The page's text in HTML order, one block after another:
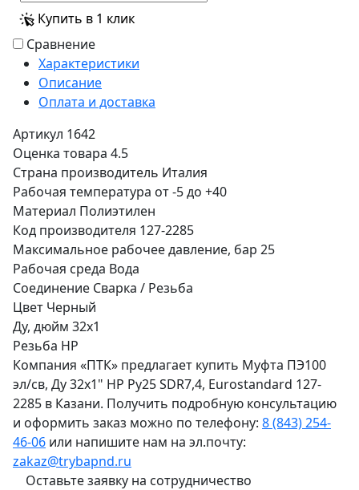
Купить в 1 клик
Сравнение
Характеристики
Описание
Оплата и доставка
Артикул 1642
Оценка товара 4.5
Страна производитель Италия
Рабочая температура от -5 до +40
Материал Полиэтилен
Код производителя 127-2285
Максимальное рабочее давление, бар 25
Рабочая среда Вода
Соединение Сварка / Резьба
Цвет Черный
Ду, дюйм 32х1
Резьба НР
Компания «ПТК» предлагает купить Муфта ПЭ100
эл/св, Ду 32х1" НР Ру25 SDR7,4, Eurostandard 127-
2285 в Казани. Получить подробную консультацию
и оформить заказ можно по телефону: 8 (843) 254-
46-06 или напишите нам на эл.почту:
zakaz@trybapnd.ru
Оставьте заявку на сотрудничество